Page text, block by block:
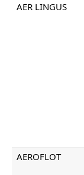
AER LINGUS
AEROFLOT